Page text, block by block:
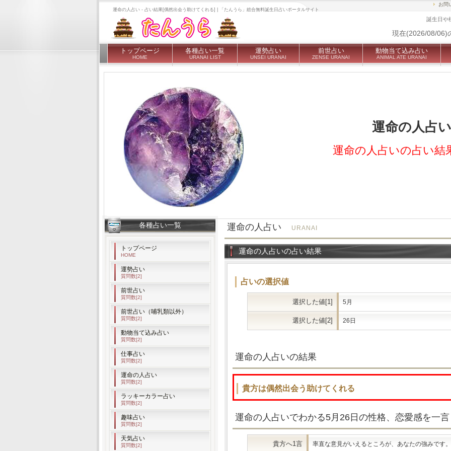
運命の人占い - 占い結果[偶然出会う助けてくれる] | 「たんうら」総合無料誕生日占いポータルサイト
誕生日や
現在(2026/08/06)
お問
トップページ
HOME
各種占い一覧
URANAI LIST
運勢占い
UNSEI URANAI
前世占い
ZENSE URANAI
動物当て込み占い
ANIMAL ATE URANAI
運命の人占い
運命の人占いの占い結
運命の人占い URANAI
運命の人占いの占い結果
占いの選択値
選択した値[1] 5月
選択した値[2] 26日
運命の人占いの結果
貴方は偶然出会う助けてくれる
運命の人占いでわかる5月26日の性格、恋愛感を一言
貴方へ1言 率直な意見がいえるところが、あなたの強みです。
各種占い一覧
トップページ
HOME
運勢占い
質問数[2]
前世占い
質問数[2]
前世占い（哺乳類以外）
質問数[2]
動物当て込み占い
質問数[2]
仕事占い
質問数[2]
運命の人占い
質問数[2]
ラッキーカラー占い
質問数[2]
趣味占い
質問数[2]
天気占い
質問数[2]